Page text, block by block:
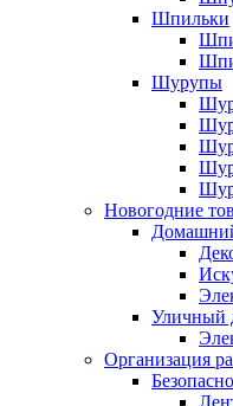
Шпильки
Шурупы
Новогодние
Уличный
Организация